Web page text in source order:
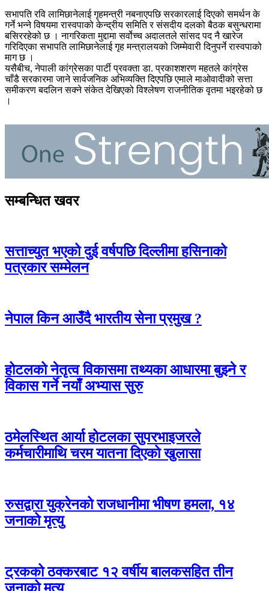
सभापति रवि लामिछानेलाई गृहमन्त्री नबनाएपछि सरकारलाई दिएको समर्थन के
गर्ने भन्ने विषयमा रास्वपाको केन्द्रीय समिति र संसदीय दलको बैठक बसुन्धरामा
बसिररहेको छ । नागरिकता मुद्दामा सर्वोच्च अदालतले सांसद पद नै खारेज
गरिदिएका सभापति लामिछानेलाई गृह मन्त्रालयको जिम्मेवारी दिनुपर्ने रास्वपाको
माग छ ।
यसैबीच, नेपाली कांग्रेसका पार्टी प्रवक्ता डा. प्रकाशशरण महतले कांग्रेस
चाँडै सरकारमा जाने सार्वजनिक अभिव्यक्ति दिएपछि एमाले माओवादीको सत्ता
समीकरण बदलिन सक्ने संकेत देखिएको विश्लेषण राजनीतिक वृतमा भइरहेको छ
।
सम्बन्धित खवर
सत्ताच्युत भएको दुई वर्षपछि दिल्लीमा हसिनाको
पत्रकार सम्मेलन
नेपाल किन आउँदै भारतीय सेना प्रमुख ?
होटलको नेतृत्व विकासमा तथ्यका आधारमा बुझ्ने र
विकास गर्ने नयाँ अभ्यास सुरु
ठमेलस्थित आर्या होटलका सुपरभाइजरले
कर्मचारीमाथि चरम यातना दिएको खुलासा
रुसद्वारा युक्रेनको राजधानीमा भीषण हमला, १४
जनाको मृत्यु
ट्रकको ठक्करबाट १२ वर्षीय बालकसहित तीन
जनाको मृत्यु